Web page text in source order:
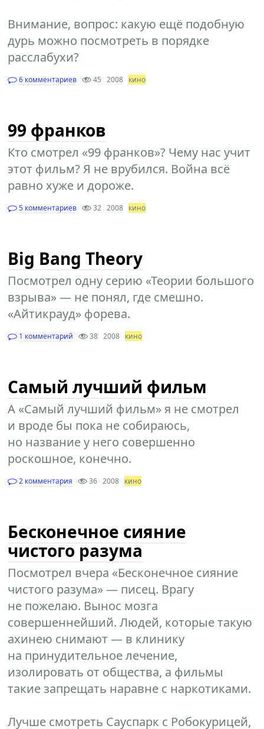
Внимание, вопрос: какую ещё подобную
дурь можно посмотреть в порядке
расслабухи?
6 комментариев 45 2008 кино
99 франков
Кто смотрел «99 франков»? Чему нас учит
этот фильм? Я не врубился. Война всё
равно хуже и дороже.
5 комментариев 32 2008 кино
Big Bang Theory
Посмотрел одну серию «Теории большого
взрыва» — не понял, где смешно.
«Айтикрауд» форева.
1 комментарий 38 2008 кино
Самый лучший фильм
А «Самый лучший фильм» я не смотрел
и вроде бы пока не собираюсь,
но название у него совершенно
роскошное, конечно.
2 комментария 36 2008 кино
Бесконечное сияние
чистого разума
Посмотрел вчера «Бесконечное сияние
чистого разума» — писец. Врагу
не пожелаю. Вынос мозга
совершеннейший. Людей, которые такую
ахинею снимают — в клинику
на принудительное лечение,
изолировать от общества, а фильмы
такие запрещать наравне с наркотиками.
Лучше смотреть Сауспарк с Робокурицей,